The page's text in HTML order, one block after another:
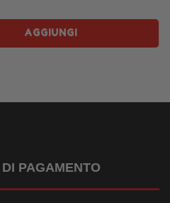
AGGIUNGI
PAGAMENTO